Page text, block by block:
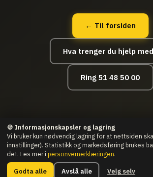
← Til forsiden
Hva trenger du hjelp
Ring 51 48 50 00
© Datahjelpen.IT as · Org nr.: 916
Man–Fre 08:00–16:00 ·Vesthagen 9,
🍪 Informasjonskapsler og lagring
Vi bruker kun nødvendig lagring for at nettsiden
innstillinger). Statistikk og markedsføring brukes
det. Les mer i personvernerklæringen.
Godta alle Avslå alle Velg selv